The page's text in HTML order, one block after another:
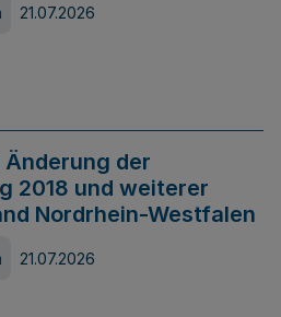
21.07.2026
der
2018 und weiterer
Nordrhein-Westfalen
21.07.2026